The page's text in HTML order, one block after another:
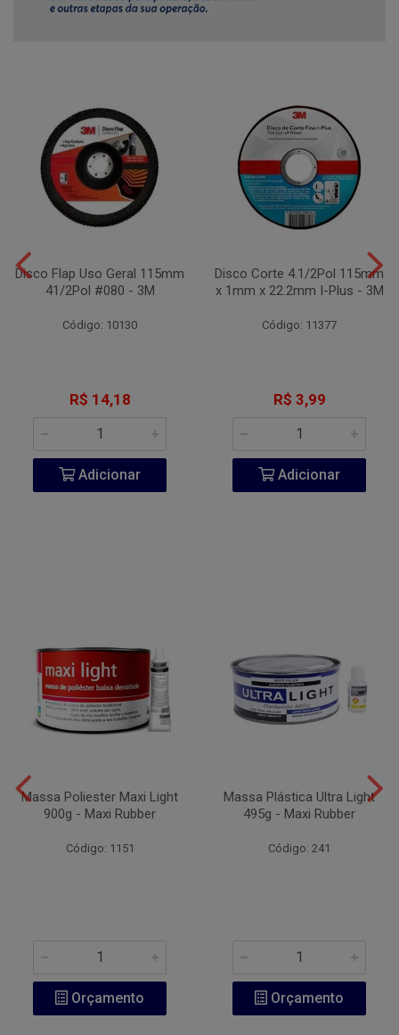
Disco Flap Uso Geral 115mm
41/2Pol #080 - 3M
Código: 10130
R$ 14,18
Adicionar
Disco Corte 4.1/2Pol 115mm
x 1mm x 22.2mm I-Plus - 3M
Código: 11377
R$ 3,99
Adicionar
Massa Poliester Maxi Light
900g - Maxi Rubber
Código: 1151
Orçamento
Massa Plástica Ultra Light
495g - Maxi Rubber
Código: 241
Orçamento